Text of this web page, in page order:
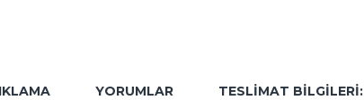
YORUMLAR TESLIMAT BILGILERI: